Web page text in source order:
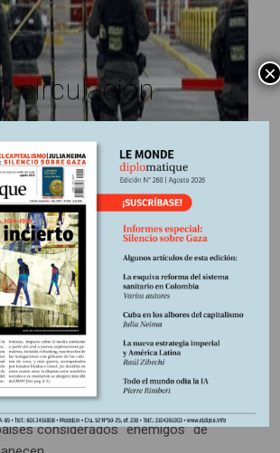
Escrito por: Carlos Fazio
calientan
venezolana
de republicanos y
Blanca, pero las estrategias de
sistemática del Estado
considerados “enemigos” de
circulación ×